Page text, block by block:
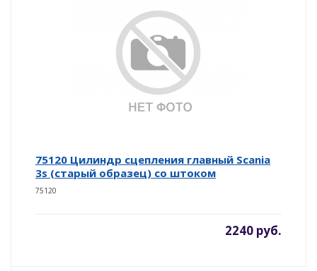
75120 Цилиндр сцепления главный Scania
3s (старый образец) со штоком
75120
2240 руб.